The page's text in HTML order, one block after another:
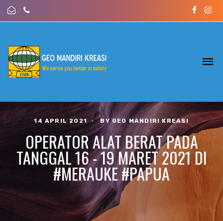
14 APRIL 2021 • BY GEO MANDIRI KREASI
OPERATOR ALAT BERAT PADA
TANGGAL 16 - 19 MARET 2021 DI
#MERAUKE #PAPUA